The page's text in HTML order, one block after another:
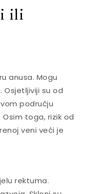
ili
anusa. Mogu
su od
području
toga, rizik od
veni veći je
rektuma.